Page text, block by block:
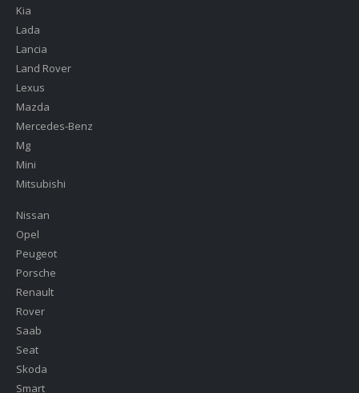
Kia
Lada
Lancia
Land Rover
Lexus
Mazda
Mercedes-Benz
Mg
Mini
Mitsubishi
Nissan
Opel
Peugeot
Porsche
Renault
Rover
Saab
Seat
Skoda
Smart